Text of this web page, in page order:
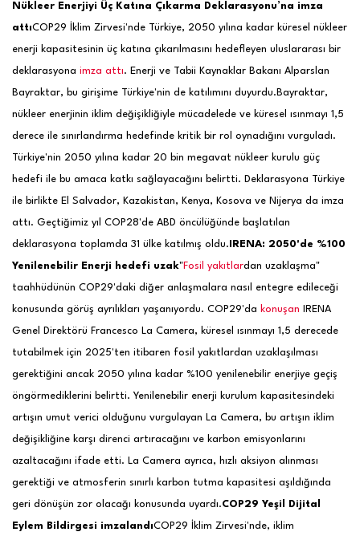
Nükleer Enerjiyi Üç Katına Çıkarma Deklarasyonu’na imza
attıCOP29 İklim Zirvesi'nde Türkiye, 2050 yılına kadar küresel nükleer
enerji kapasitesinin üç katına çıkarılmasını hedefleyen uluslararası bir
deklarasyona imza attı. Enerji ve Tabii Kaynaklar Bakanı Alparslan
Bayraktar, bu girişime Türkiye'nin de katılımını duyurdu. Bayraktar,
nükleer enerjinin iklim değişikliğiyle mücadelede ve küresel ısınmayı 1,5
derece ile sınırlandırma hedefinde kritik bir rol oynadığını vurguladı.
Türkiye'nin 2050 yılına kadar 20 bin megavat nükleer kurulu güç
hedefi ile bu amaca katkı sağlayacağını belirtti. Deklarasyona Türkiye
ile birlikte El Salvador, Kazakistan, Kenya, Kosova ve Nijerya da imza
attı. Geçtiğimiz yıl COP28'de ABD öncülüğünde başlatılan
deklarasyona toplamda 31 ülke katılmış oldu. IRENA: 2050'de %100
Yenilenebilir Enerji hedefi uzak"Fosil yakıtlardan uzaklaşma"
taahhüdünün COP29'daki diğer anlaşmalara nasıl entegre edileceği
konusunda görüş ayrılıkları yaşanıyordu. COP29'da konuşan IRENA
Genel Direktörü Francesco La Camera, küresel ısınmayı 1,5 derecede
tutabilmek için 2025'ten itibaren fosil yakıtlardan uzaklaşılması
gerektiğini ancak 2050 yılına kadar %100 yenilenebilir enerjiye geçiş
öngörmediklerini belirtti. Yenilenebilir enerji kurulum kapasitesindeki
artışın umut verici olduğunu vurgulayan La Camera, bu artışın iklim
değişikliğine karşı direnci artıracağını ve karbon emisyonlarını
azaltacağını ifade etti. La Camera ayrıca, hızlı aksiyon alınması
gerektiği ve atmosferin sınırlı karbon tutma kapasitesi aşıldığında
geri dönüşün zor olacağı konusunda uyardı.COP29 Yeşil Dijital
Eylem Bildirgesi imzalandıCOP29 İklim Zirvesi'nde, iklim